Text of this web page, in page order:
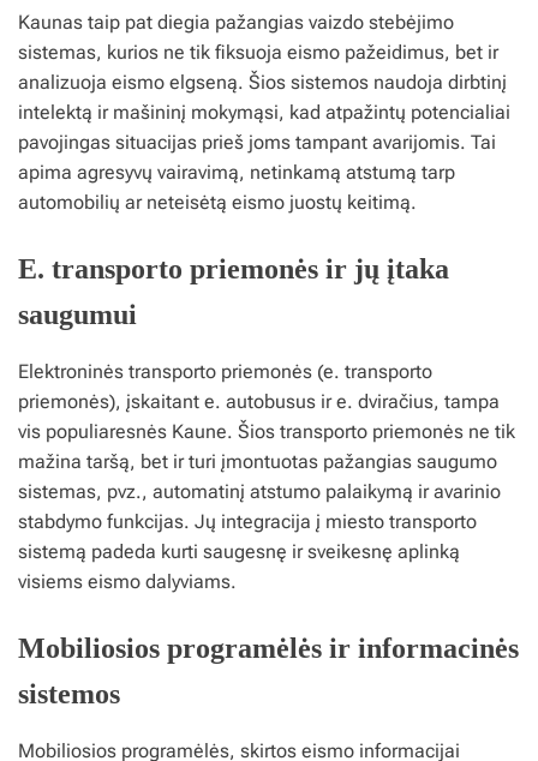
Kaunas taip pat diegia pažangias vaizdo stebėjimo
sistemas, kurios ne tik fiksuoja eismo pažeidimus, bet ir
analizuoja eismo elgseną. Šios sistemos naudoja dirbtinį
intelektą ir mašininį mokymąsi, kad atpažintų potencialiai
pavojingas situacijas prieš joms tampant avarijomis. Tai
apima agresyvų vairavimą, netinkamą atstumą tarp
automobilių ar neteisėtą eismo juostų keitimą.
E. transporto priemonės ir jų įtaka
saugumui
Elektroninės transporto priemonės (e. transporto
priemonės), įskaitant e. autobusus ir e. dviračius, tampa
vis populiaresnės Kaune. Šios transporto priemonės ne tik
mažina taršą, bet ir turi įmontuotas pažangias saugumo
sistemas, pvz., automatinį atstumo palaikymą ir avarinio
stabdymo funkcijas. Jų integracija į miesto transporto
sistemą padeda kurti saugesnę ir sveikesnę aplinką
visiems eismo dalyviams.
Mobiliosios programėlės ir informacinės
sistemos
Mobiliosios programėlės, skirtos eismo informacijai